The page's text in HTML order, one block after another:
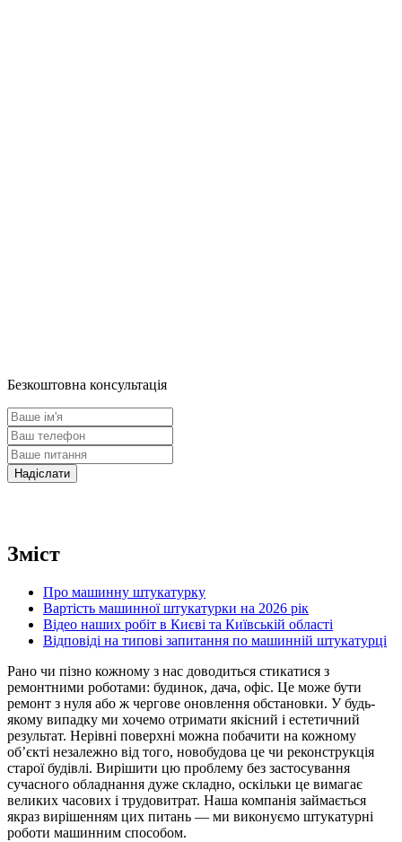
Безкоштовна консультація
Зміст
Про машинну штукатурку
Вартість машинної штукатурки на 2026 рік
Відео наших робіт в Києві та Київській області
Відповіді на типові запитання по машинній штукатурці
Рано чи пізно кожному з нас доводиться стикатися з
ремонтними роботами: будинок, дача, офіс. Це може бути
ремонт з нуля або ж чергове оновлення обстановки. У будь-
якому випадку ми хочемо отримати якісний і естетичний
результат. Нерівні поверхні можна побачити на кожному
об’єкті незалежно від того, новобудова це чи реконструкція
старої будівлі. Вирішити цю проблему без застосування
сучасного обладнання дуже складно, оскільки це вимагає
великих часових і трудовитрат. Наша компанія займається
якраз вирішенням цих питань — ми виконуємо штукатурні
роботи машинним способом.